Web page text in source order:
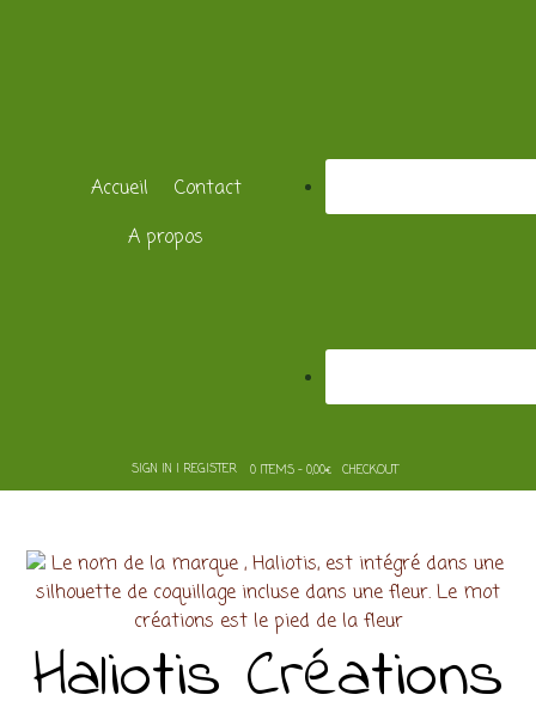
Accueil
Contact
A propos
SIGN IN | REGISTER 0 ITEMS - 0,00€ CHECKOUT
Haliotis Créations